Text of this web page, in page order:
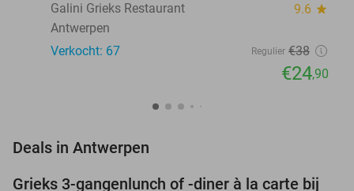
Galini Grieks Restaurant
9.6 star
Antwerpen
Verkocht: 67
Regulier €38
€24,90
Deals in Antwerpen
Grieks 3-gangenlunch of -diner à la carte bij